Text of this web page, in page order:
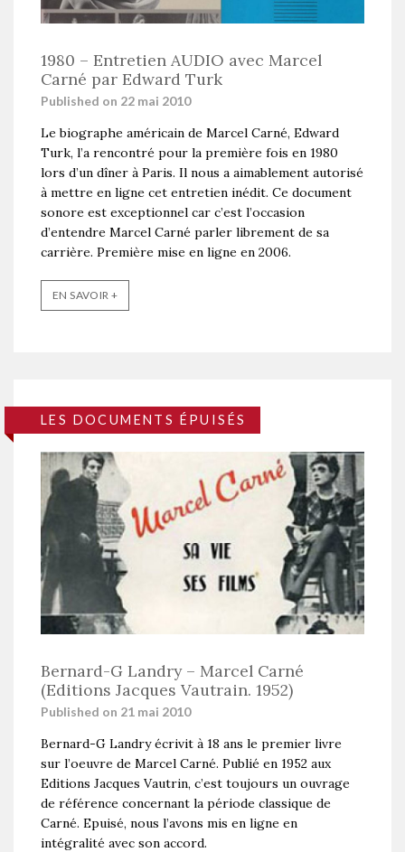
1980 – Entretien AUDIO avec Marcel
Carné par Edward Turk
Published on 22 mai 2010
Le biographe américain de Marcel Carné, Edward
Turk, l’a rencontré pour la première fois en 1980
lors d’un dîner à Paris. Il nous a aimablement autorisé
à mettre en ligne cet entretien inédit. Ce document
sonore est exceptionnel car c’est l’occasion
d’entendre Marcel Carné parler librement de sa
carrière. Première mise en ligne en 2006.
EN SAVOIR +
LES DOCUMENTS ÉPUISÉS
Bernard-G Landry – Marcel Carné
(Editions Jacques Vautrain. 1952)
Published on 21 mai 2010
Bernard-G Landry écrivit à 18 ans le premier livre
sur l’oeuvre de Marcel Carné. Publié en 1952 aux
Editions Jacques Vautrin, c’est toujours un ouvrage
de référence concernant la période classique de
Carné. Epuisé, nous l’avons mis en ligne en
intégralité avec son accord.